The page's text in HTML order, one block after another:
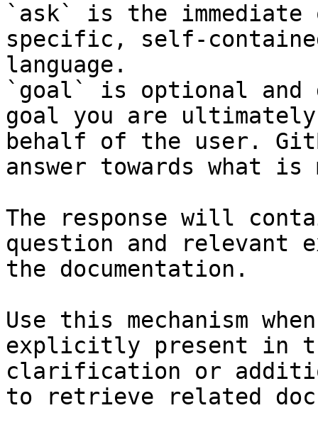
`ask` is the
specific, self-
language.
`goal` is optional and
goal you are
behalf of the user.
answer towards what
The response will
question and relevant
the documentation.
Use this mechanism
explicitly present in
clarification or